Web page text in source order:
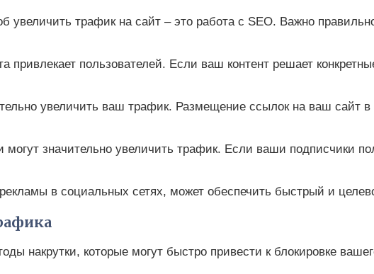
трафик на сайт – это работа с SEO. Важно
привлекает пользователей. Если ваш контент решает
увеличить ваш трафик. Размещение ссылок на ваш сайт
могут значительно увеличить трафик. Если ваши подписчики
в социальных сетях, может обеспечить быстрый и
накрутки, которые могут быстро привести к блокировке